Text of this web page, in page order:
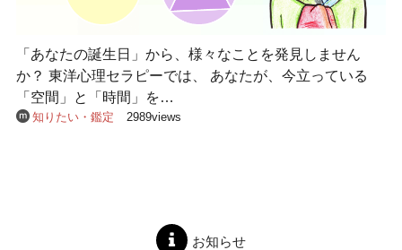
「あなたの誕生日」から、様々なことを発見しません
か？ 東洋心理セラピーでは、 あなたが、今立っている
「空間」と「時間」を…
知りたい・鑑定 2989views
お知らせ